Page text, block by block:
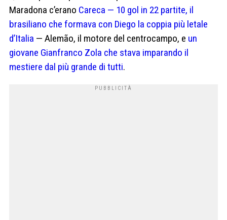
Maradona c’erano Careca — 10 gol in 22 partite, il
brasiliano che formava con Diego la coppia più letale
d’Italia — Alemão, il motore del centrocampo, e un
giovane Gianfranco Zola che stava imparando il
mestiere dal più grande di tutti.